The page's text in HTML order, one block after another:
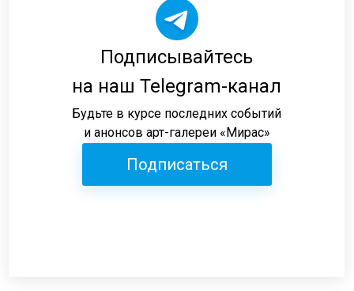
Подписывайтесь
на наш Telegram-канал
Будьте в курсе последних событий
и анонсов арт-галереи «Мирас»
Подписаться